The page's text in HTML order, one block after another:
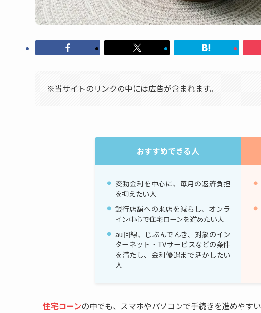
※当サイトのリンクの中には広告が含まれます。
おすすめできる人
変動金利を中心に、毎月の返済負担
を抑えたい人
銀行店舗への来店を減らし、オンラ
イン中心で住宅ローンを進めたい人
au回線、じぶんでんき、対象のイン
ターネット・TVサービスなどの条件
を満たし、金利優遇まで活かしたい
人
住宅ローンの中でも、スマホやパソコンで手続きを進めやすい